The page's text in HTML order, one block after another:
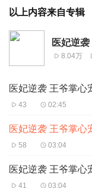
以上内容来自专辑
医妃逆
8.04万
医妃逆袭 王爷掌心
43 02:45
医妃逆袭 王爷掌心
58 03:04
医妃逆袭 王爷掌心
41 03:04